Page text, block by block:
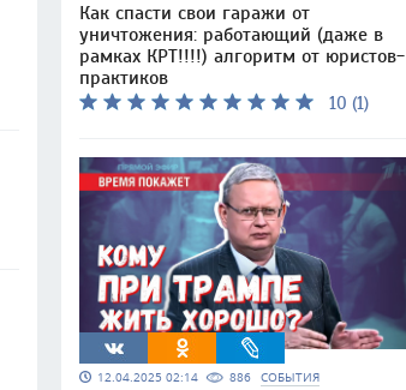
Как спасти свои гаражи от
уничтожения: работающий (даже в
рамках КРТ!!!!) алгоритм от юристов-
практиков
10 (1)
12.04.2025 02:14 886 СОБЫТИЯ